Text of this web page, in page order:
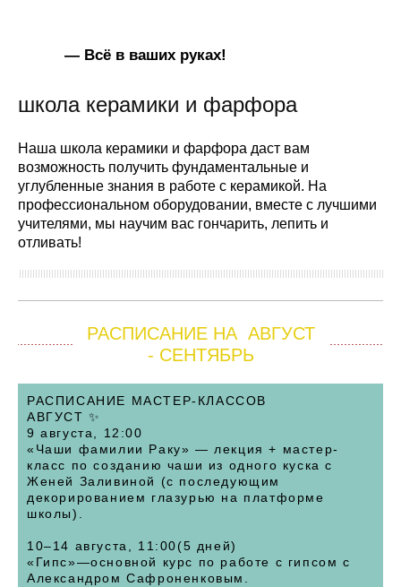
— Всё в ваших руках!
школа керамики и фарфора
Наша школа керамики и фарфора даст вам
возможность получить фундаментальные и
углубленные знания в работе с керамикой. На
профессиональном оборудовании, вместе с лучшими
учителями, мы научим вас гончарить, лепить и
отливать!
РАСПИСАНИЕ НА АВГУСТ
- СЕНТЯБРЬ
РАСПИСАНИЕ МАСТЕР-КЛАССОВ
АВГУСТ ✨
9 августа, 12:00
«Чаши фамилии Раку» — лекция + мастер-
класс по созданию чаши из одного куска с
Женей Заливиной (с последующим
декорированием глазурью на платформе
школы).
10–14 августа, 11:00(5 дней)
«Гипс»—основной курс по работе с гипсом с
Александром Сафроненковым.